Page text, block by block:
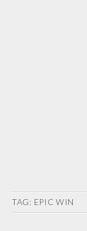
TAG: EPIC WIN